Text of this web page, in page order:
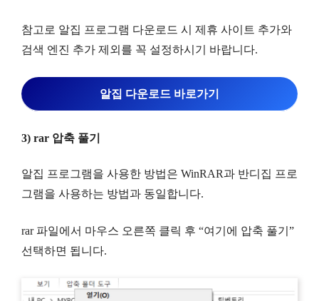
참고로 알집 프로그램 다운로드 시 제휴 사이트 추가와
검색 엔진 추가 제외를 꼭 설정하시기 바랍니다.
알집 다운로드 바로가기
3) rar 압축 풀기
알집 프로그램을 사용한 방법은 WinRAR과 반디집 프로
그램을 사용하는 방법과 동일합니다.
rar 파일에서 마우스 오른쪽 클릭 후 “여기에 압축 풀기”
선택하면 됩니다.